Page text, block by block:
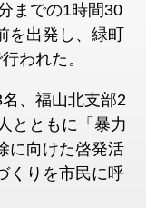
までの1時間30
出発し、緑町
われた。
、福山北支部2
とともに「暴力
に向けた啓発活
くりを市民に呼